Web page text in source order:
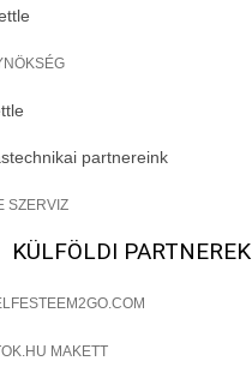
partnereink
SZERVIZ
KÜLFÖLDI PARTNEREK
MAKETT